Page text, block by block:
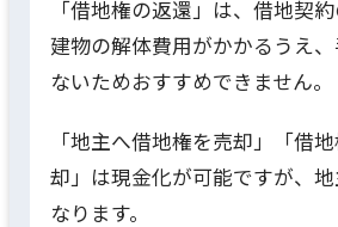
「借地権の返還」は、借地契
建物の解体費用がかかるうえ
ないためおすすめできません。
「地主へ借地権を売却」「借
却」は現金化が可能ですが、
なります。